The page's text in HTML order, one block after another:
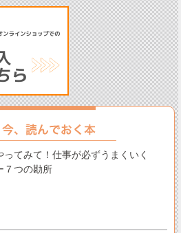
ってみて！仕事が必ずうまくいく
７つの勘所